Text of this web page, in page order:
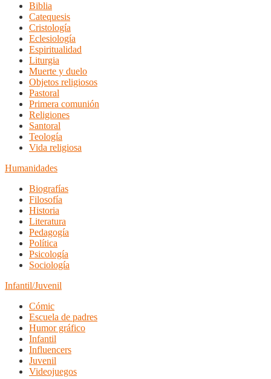
Biblia
Catequesis
Cristología
Eclesiología
Espiritualidad
Liturgia
Muerte y duelo
Objetos religiosos
Pastoral
Primera comunión
Religiones
Santoral
Teología
Vida religiosa
Humanidades
Biografías
Filosofía
Historia
Literatura
Pedagogía
Política
Psicología
Sociología
Infantil/Juvenil
Cómic
Escuela de padres
Humor gráfico
Infantil
Influencers
Juvenil
Videojuegos